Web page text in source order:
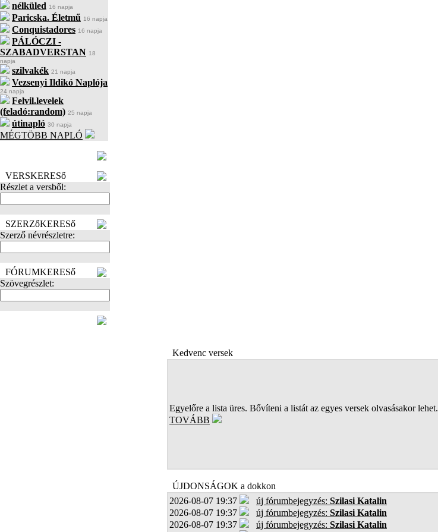
nélküled 16 napja
Paricska. Életmű 16 napja
Conquistadores 16 napja
PÁLÓCZI -
SZABADVERSTAN 18
napja
szilvakék 21 napja
Vezsenyi Ildikó Naplója
24 napja
Felvil.levelek
(feladó:random) 25 napja
útinapló 30 napja
MÉGTÖBB NAPLÓ
VERSKERESő
Részlet a versből:
SZERZőKERESő
Szerző névrészletre:
FÓRUMKERESő
Szövegrészlet:
Kedvenc versek
Egyelőre a lista üres. Bővíteni a listát az egyes versek olvasásakor lehet.
TOVÁBB
ÚJDONSÁGOK a dokkon
2026-08-07 19:37
új fórumbejegyzés: Szilasi Katalin
2026-08-07 19:37
új fórumbejegyzés: Szilasi Katalin
2026-08-07 19:37
új fórumbejegyzés: Szilasi Katalin